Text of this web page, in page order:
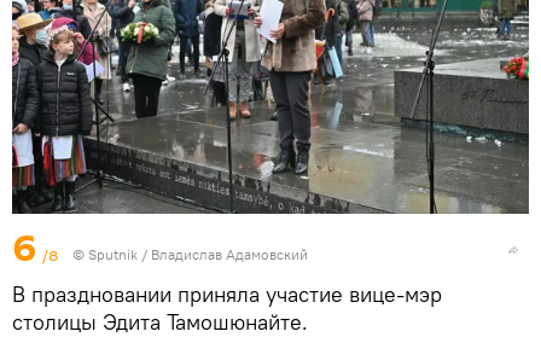
6 /8 © Sputnik / Владислав Адамовский
В праздновании приняла участие вице-мэр
столицы Эдита Тамошюнайте.